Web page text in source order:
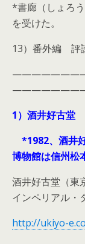
*書廊（しょろ
を受けた。
13）番外編 評
1）酒井好古堂
*1982、酒井
博物館は信州松
酒井好古堂（
インペリアル・
http://ukiyo-